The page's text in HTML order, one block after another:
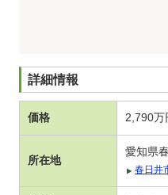
詳細情報
価格 2,790万
所在地
愛知県
春日井